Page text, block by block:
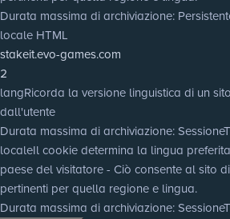
Durata massima di archiviazione:
locale HTML
stakeit.evo-games.com
2
langRicorda la versione linguistica di un
dall'utente
Durata massima di archiviazione: Sessione
localeIl cookie determina la lingua
paese del visitatore - Ciò consente al sito
pertinenti per quella regione e lingua.
Durata massima di archiviazione: Sessione